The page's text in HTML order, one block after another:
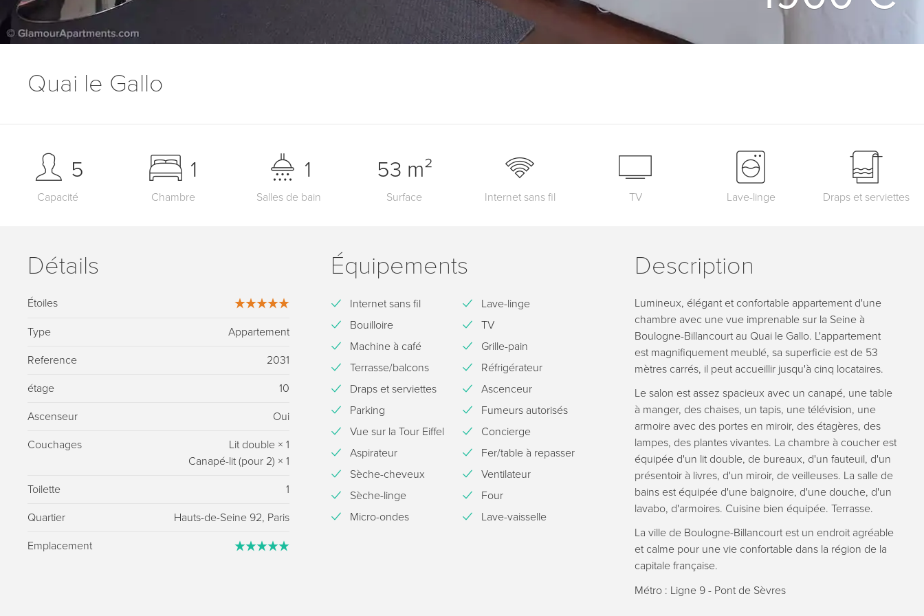
Quai le Gallo
Capacité
5
Chambre
1
Salles de bain
1
Surface
53 m²
Internet sans fil TV Lave-linge Draps et serviettes
Détails
Étoiles
Type Appartement
Reference 2031
étage 10
Ascenseur Oui
Couchages Lit double ×1
Canapé-lit (pour 2) ×1
Toilette 1
Quartier Hauts-de-Seine 92, Paris
Emplacement
Équipements
Internet sans fil
Lave-linge
Bouilloire
TV
Machine à café
Grille-pain
Terrasse/balcons
Réfrigérateur
Draps et serviettes
Ascenceur
Parking
Fumeurs autorisés
Vue sur la Tour Eiffel
Concierge
Aspirateur
Fer/table à repasser
Sèche-cheveux
Ventilateur
Sèche-linge
Four
Micro-ondes
Lave-vaisselle
Description
Lumineux, élégant et confortable appartement d'une
chambre avec une vue imprenable sur la Seine à
Boulogne-Billancourt au Quai le Gallo. L'appartement
est magnifiquement meublé, sa superficie est de 53
mètres carrés, il peut accueillir jusqu'à cinq locataires.
Le salon est assez spacieux avec un canapé, une table
à manger, des chaises, un tapis, une télévision, une
armoire avec des portes en miroir, des étagères, des
lampes, des plantes vivantes. La chambre à coucher est
équipée d'un lit double, de bureaux, d'un fauteuil, d'un
présentoir à livres, d'un miroir, de veilleuses. La salle de
bains est équipée d'une baignoire, d'une douche, d'un
lavabo, d'armoires. Cuisine bien équipée. Terrasse.
La ville de Boulogne-Billancourt est un endroit agréable
et calme pour une vie confortable dans la région de la
capitale française.
Métro : Ligne 9 - Pont de Sèvres